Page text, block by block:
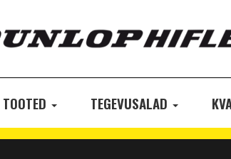
TOOTED TEGEVUSALAD